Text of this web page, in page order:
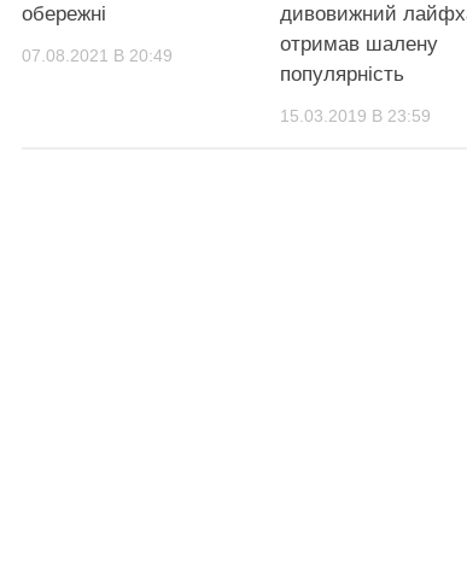
обережні
07.08.2021 В 20:49
дивовижний
отримав шалену
популярність
15.03.2019 В 23:59